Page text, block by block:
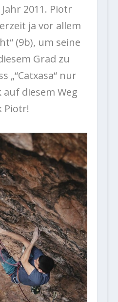
2011. Piotr
ja vor allem
(9b), um seine
Grad zu
„“Catxasa“ nur
diesem Weg
Piotr!